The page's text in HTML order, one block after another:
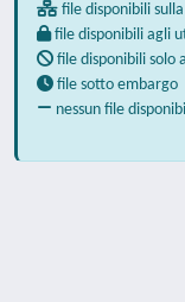
file disponibili
file disponibili agli
file disponibili solo
file sotto embargo
nessun file